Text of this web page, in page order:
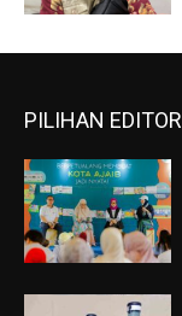
PILIHAN EDITOR